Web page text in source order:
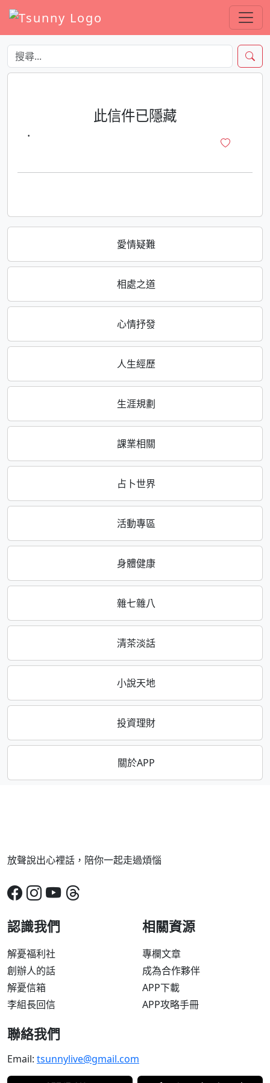
愛情疑難
相處之道
心情抒發
人生經歷
生涯規劃
課業相關
占卜世界
活動專區
身體健康
雜七雜八
清茶淡話
小說天地
投資理財
關於APP
此信件已隱藏
·
放聲說出心裡話，陪你一起走過煩惱
認識我們
解憂福利社
創辦人的話
解憂信箱
李組長回信
相關資源
專欄文章
成為合作夥伴
APP下載
APP攻略手冊
聯絡我們
Email: tsunnylive@gmail.com